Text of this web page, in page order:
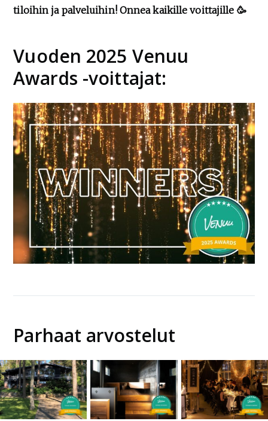
tiloihin ja palveluihin! Onnea kaikille voittajille 🥳
Vuoden 2025 Venuu
Awards -voittajat:
Parhaat arvostelut